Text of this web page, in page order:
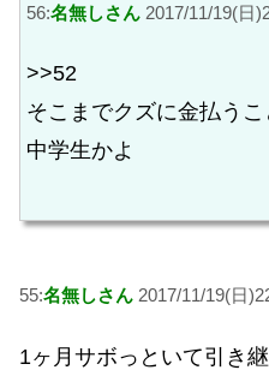
56:名無しさん 2017/11/19(日
>>52
そこまでクズに金払うこ
中学生かよ
55:名無しさん 2017/11/19(日
1ヶ月サボっといて引き